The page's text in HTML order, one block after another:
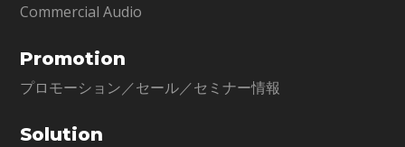
Commercial Audio
Promotion
プロモーション／セール／セミナー情報
Solution